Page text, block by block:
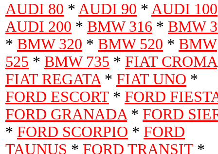
AUDI 80 * AUDI 90 * AUDI 100
AUDI 200 * BMW 316 * BMW
* BMW 320 * BMW 520 * BMW
525 * BMW 735 * FIAT CROMA
FIAT REGATA* FIAT UNO *
FORD ESCORT * FORD
FORD GRANADA* FORD
* FORD SCORPIO * FORD
TAUNUS * FORD TRANSIT *